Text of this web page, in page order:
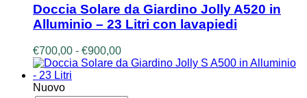
ha
più
varianti.
Le
opzioni
possono
essere
scelte
Doccia Solare da Giardino Jolly A520 in
Alluminio – 23 Litri con lavapiedi
€700,00 - €900,00Fascia
di
Nuovo